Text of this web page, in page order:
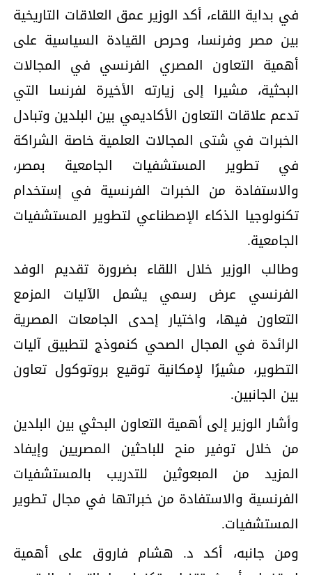
في بداية اللقاء، أكد الوزير عمق العلاقات التاريخية
بين مصر وفرنسا، وحرص القيادة السياسية على
أهمية التعاون المصري الفرنسي في المجالات
البحثية، مشيرا إلى زيارته الأخيرة لفرنسا التي
تدعم علاقات التعاون الأكاديمي بين البلدين وتبادل
الخبرات في شتى المجالات العلمية خاصة الشراكة
في تطوير المستشفيات الجامعية بمصر،
والاستفادة من الخبرات الفرنسية في إستخدام
تكنولوجيا الذكاء الإصطناعي لتطوير المستشفيات
الجامعية.
وطالب الوزير خلال اللقاء بضرورة تقديم الوفد
الفرنسي عرض رسمي يشمل الآليات المزمع
التعاون فيها، واختيار إحدى الجامعات المصرية
الرائدة في المجال الصحي كنموذج لتطبيق آليات
التطوير، مشيرًا لإمكانية توقيع بروتوكول تعاون
بين الجانبين.
وأشار الوزير إلى أهمية التعاون البحثي بين البلدين
من خلال توفير منح للباحثين المصريين وإيفاد
المزيد من المبعوثين للتدريب بالمستشفيات
الفرنسية والاستفادة من خبراتها في مجال تطوير
المستشفيات.
ومن جانبه، أكد د. هشام فاروق على أهمية